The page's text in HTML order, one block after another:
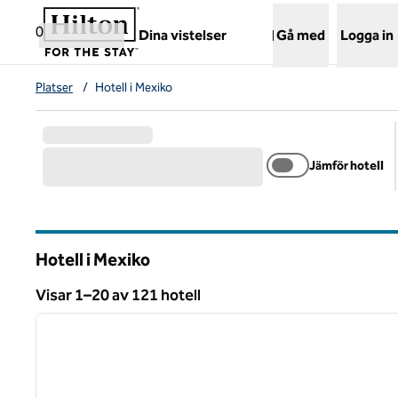
Gå vidare till innehållet
0
Dina vistelser
,öppnar ny flik
Gå med Logga in
Platser / Hotell i Mexiko
Jämför hotell
Hotell i Mexiko
Visar 1–20 av 121 hotell
Visar 121 hotell
1 av 12